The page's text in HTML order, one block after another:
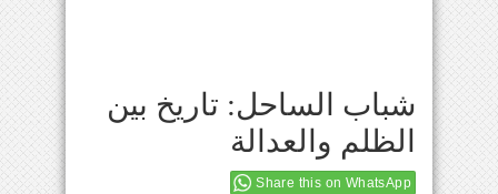
شباب الساحل: تاريخ بين
الظلم والعدالة
Share this on WhatsApp